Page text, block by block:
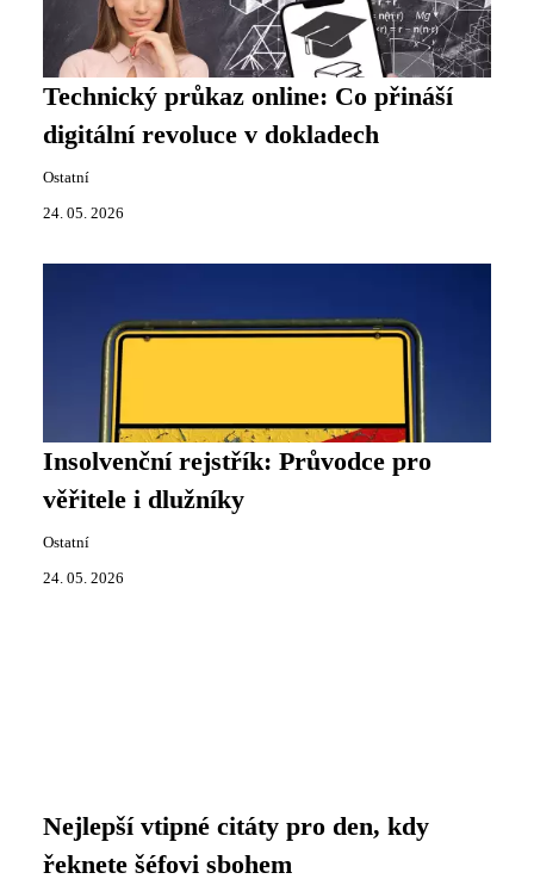
Technický průkaz online: Co přináší
digitální revoluce v dokladech
Ostatní
24. 05. 2026
Insolvenční rejstřík: Průvodce pro
věřitele i dlužníky
Ostatní
24. 05. 2026
Nejlepší vtipné citáty pro den, kdy
řeknete šéfovi sbohem